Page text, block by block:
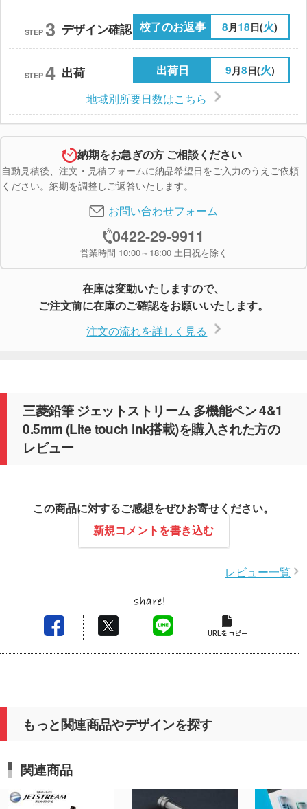
STEP 3 デザイン確認 校了のお返事 8月18日(火)
STEP 4 出荷 出荷日 9月8日(火)
地域別所要日数はこちら
納期をお急ぎの方 ご相談ください
自動見積後、注文・見積フォームに納品希望日をご入力のうえご依頼
ください。納期を調整しご返答いたします。
お問い合わせフォーム
0422-29-9911
営業時間 10:00～18:00 土日祝を除く
在庫は変動いたしますので、
ご注文前に在庫のご確認をお願いいたします。
注文の流れを詳しく見る
三菱鉛筆 ジェットストリーム 多機能ペン 4&1
0.5mm (Lite touch ink搭載)を購入された方の
レビュー
この商品に対するご感想をぜひお寄せください。
新規コメントを書き込む
レビュー一覧
もっと関連商品やデザインを探す
関連商品